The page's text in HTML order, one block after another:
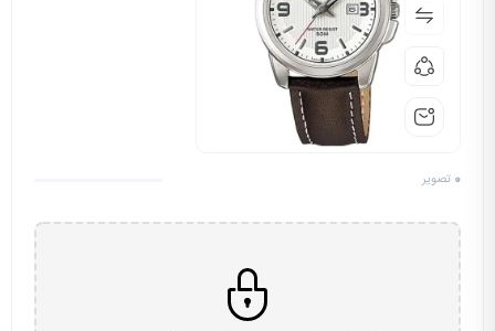
0 تصویر